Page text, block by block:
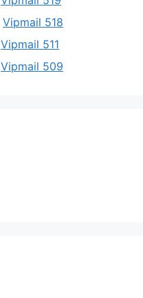
Vipmail 518
Vipmail 511
Vipmail 509